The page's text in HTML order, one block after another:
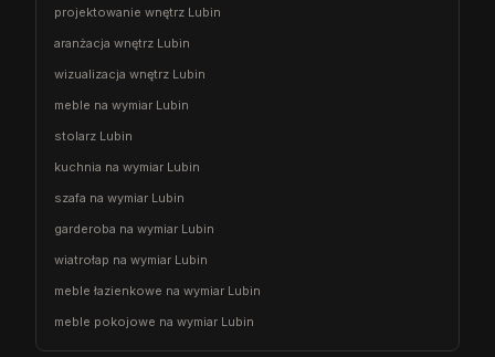
projektowanie wnętrz Lubin
aranżacja wnętrz Lubin
wizualizacja wnętrz Lubin
meble na wymiar Lubin
stolarz Lubin
kuchnia na wymiar Lubin
szafa na wymiar Lubin
garderoba na wymiar Lubin
wiatrołap na wymiar Lubin
meble łazienkowe na wymiar Lubin
meble pokojowe na wymiar Lubin